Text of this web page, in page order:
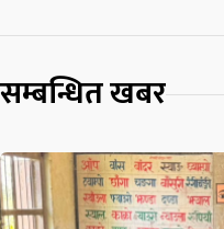
सम्बन्धित खबर